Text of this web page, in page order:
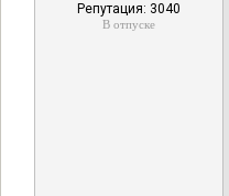
Репутация: 3040
В отпуске